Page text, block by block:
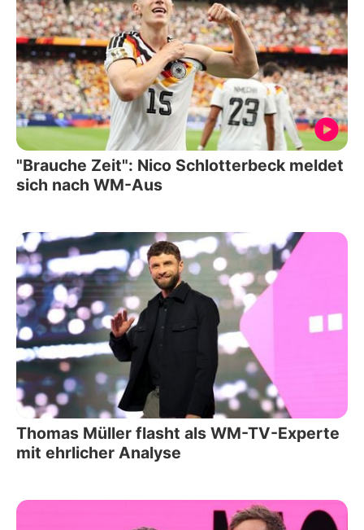
"Brauche Zeit": Nico Schlotterbeck meldet
sich nach WM-Aus
Thomas Müller flasht als WM-TV-Experte
mit ehrlicher Analyse